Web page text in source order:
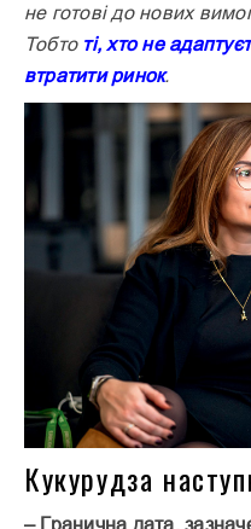
не готові до нових
Тобтоті, хто не
втратити ринок.
Кукурудза
– Гранична дата,